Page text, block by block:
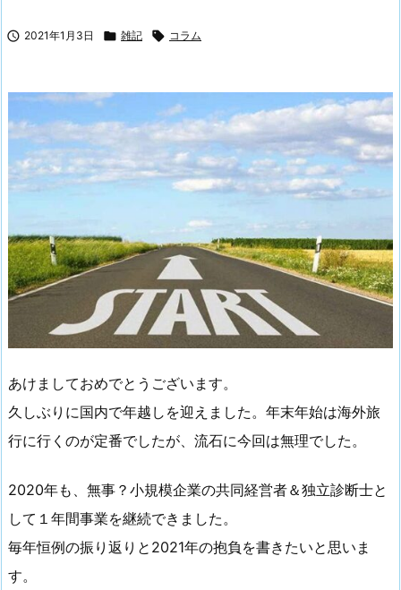
 2021年1月3日  雑記  コラム
あけましておめでとうございます。
久しぶりに国内で年越しを迎えました。年末年始は海外旅
行に行くのが定番でしたが、流石に今回は無理でした。
2020年も、無事？小規模企業の共同経営者＆独立診断士と
して１年間事業を継続できました。
毎年恒例の振り返りと2021年の抱負を書きたいと思いま
す。